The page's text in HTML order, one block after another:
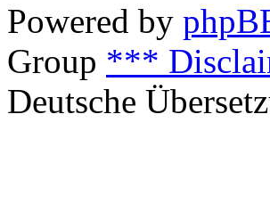
Powered by
Group ***
Deutsche